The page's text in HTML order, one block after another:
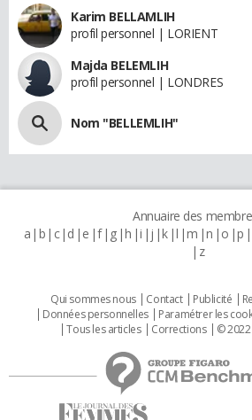
Karim BELLAMLIH
profil personnel | LORIENT
Majda BELEMLIH
profil personnel | LONDRES
Nom "BELLEMLIH"
Annuaire des
a b c d e f g h i j k l m n o p
z
Qui sommes nous Contact Publicité
Données personnelles
Paramétrer les
Tous les articles
Corrections © 2022